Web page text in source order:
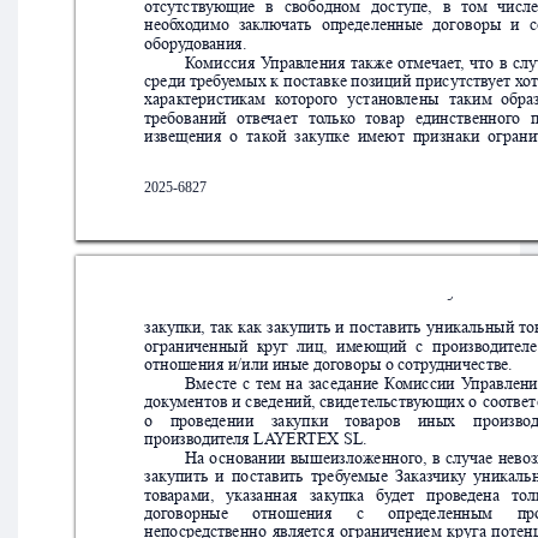
отсутствующие в свободном доступе, в том
числе
необходимо заключать определенные договоры и
оборудования.
Комиссия Управления также отмечает, что в
среди требуемых к поставке позиций присутствует х
характеристикам которого установлены таким
требований
отвечает только товар единственного
извещения о такой закупке имеют признаки
2025-6827
5
закупки, так как закупить и поставить уникальный
ограниченный
круг лиц, имеющий с произво
отношения и/или иные договоры о сотрудничестве.
Вместе с тем на заседание Комиссии У
документов и сведений, свидетельствующих о соответ
о
проведении закупки товаров иных произво
производителя LAYERTEX SL.
На основании вышеизложенного, в случае
закупить и поставить требуемые Заказчику
товарами, указанная   закупка
  б
удет
  пров
едена
договорные отношения с определенным
непосредственно является ограничением круга